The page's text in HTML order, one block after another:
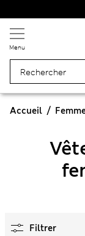
Menu
Accueil
Filtrer